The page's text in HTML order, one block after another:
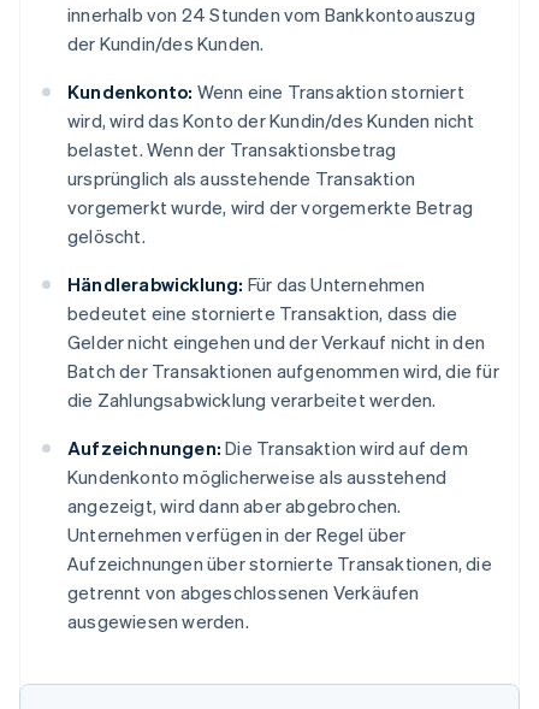
innerhalb von 24 Stunden vom Bankkontoauszug
der Kundin/des Kunden.
Kundenkonto: Wenn eine Transaktion storniert
wird, wird das Konto der Kundin/des Kunden nicht
belastet. Wenn der Transaktionsbetrag
ursprünglich als ausstehende Transaktion
vorgemerkt wurde, wird der vorgemerkte Betrag
gelöscht.
Händlerabwicklung: Für das Unternehmen
bedeutet eine stornierte Transaktion, dass die
Gelder nicht eingehen und der Verkauf nicht in den
Batch der Transaktionen aufgenommen wird, die für
die Zahlungsabwicklung verarbeitet werden.
Aufzeichnungen: Die Transaktion wird auf dem
Kundenkonto möglicherweise als ausstehend
angezeigt, wird dann aber abgebrochen.
Unternehmen verfügen in der Regel über
Aufzeichnungen über stornierte Transaktionen, die
getrennt von abgeschlossenen Verkäufen
ausgewiesen werden.